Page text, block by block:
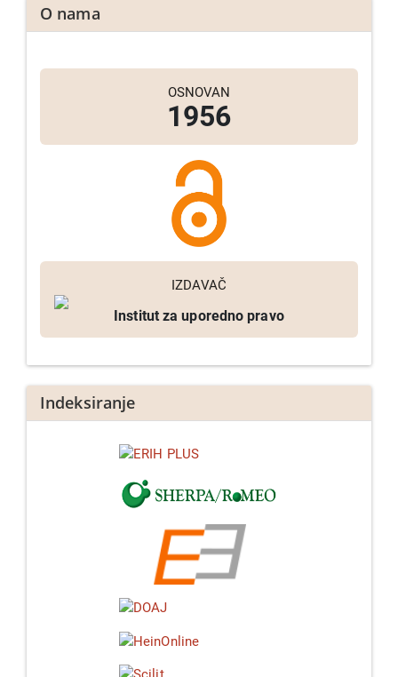
O nama
OSNOVAN
1956
IZDAVAČ
Institut za uporedno pravo
Indeksiranje